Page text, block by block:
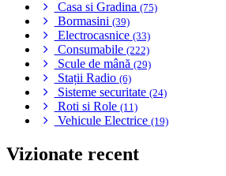
Casa si Gradina (75)
Bormasini (39)
Electrocasnice (33)
Consumabile (222)
Scule de mână (29)
Stații Radio (6)
Sisteme securitate (24)
Roti si Role (11)
Vehicule Electrice (19)
Vizionate recent